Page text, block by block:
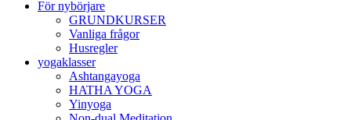
För nybörjare
GRUNDKURSER
Vanliga frågor
Husregler
yogaklasser
Ashtangayoga
HATHA YOGA
Yinyoga